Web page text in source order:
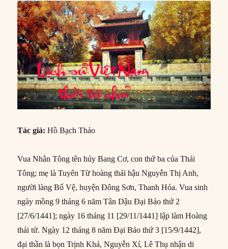
Tác giả:Hồ Bạch Thảo
Vua Nhân Tông tên húy Bang Cơ, con thứ ba của Thái
Tông; mẹ là Tuyên Từ hoàng thái hậu Nguyễn Thị Anh,
người làng Bố Vệ, huyện Đông Sơn, Thanh Hóa. Vua sinh
ngày mồng 9 tháng 6 năm Tân Dậu Đại Bảo thứ 2
[27/6/1441]; ngày 16 tháng 11 [29/11/1441] lập làm Hoàng
thái tử. Ngày 12 tháng 8 năm Đại Bảo thứ 3 [15/9/1442],
đại thần là bọn Trịnh Khả, Nguyễn Xí, Lê Thụ nhận di